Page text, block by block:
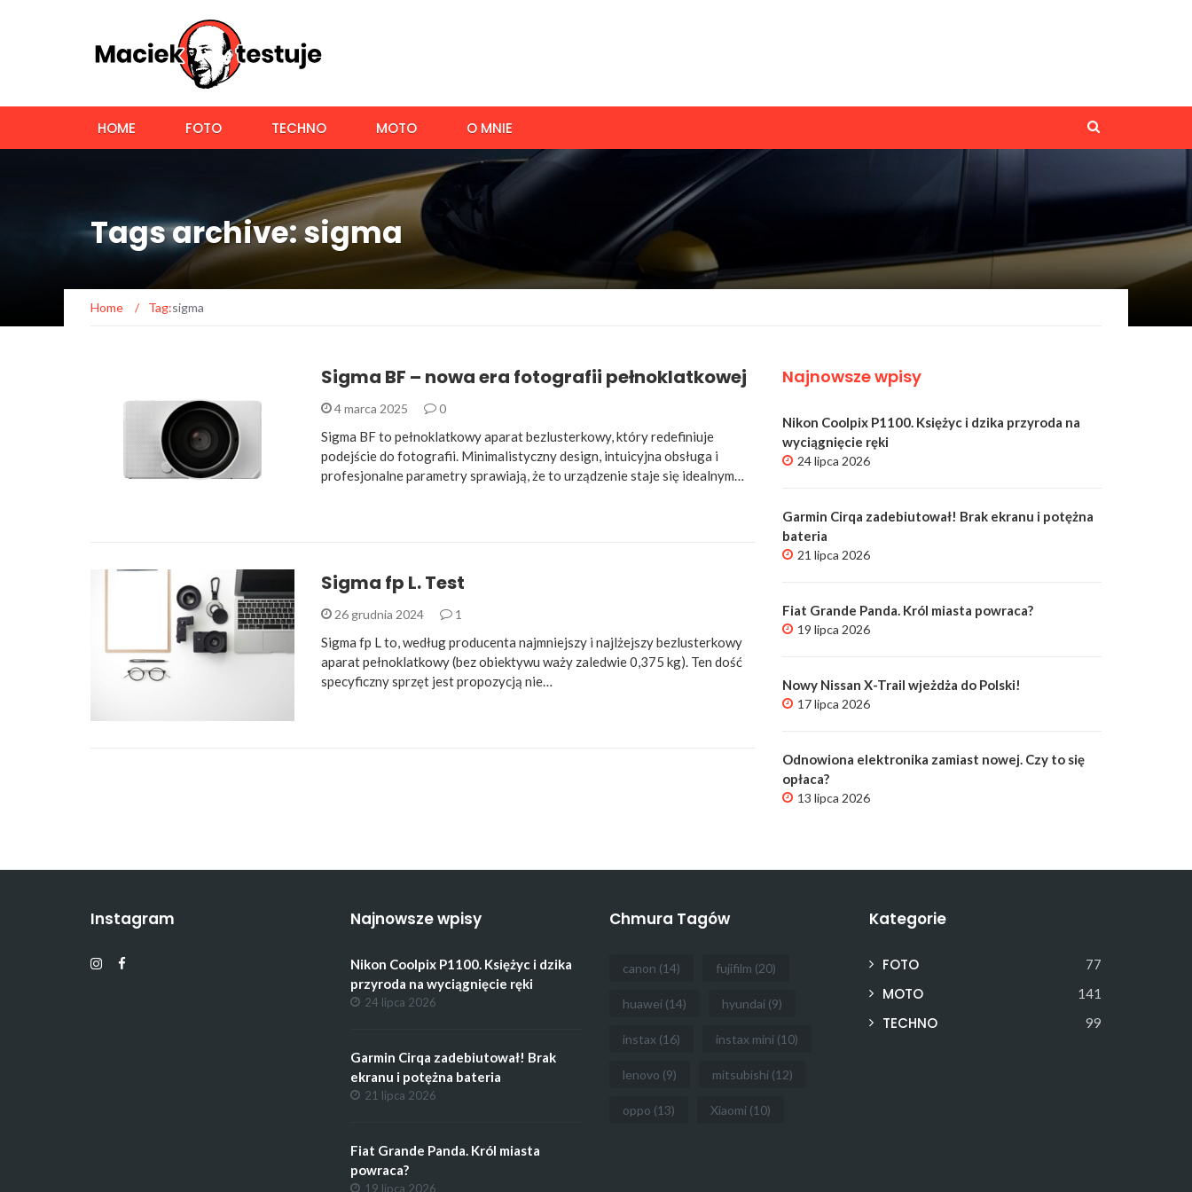
HOME FOTO TECHNO MOTO O MNIE
Tags archive: sigma
Home / Tag:sigma
Sigma BF – nowa era fotografii pełnoklatkowej
4 marca 2025 0
Sigma BF to pełnoklatkowy aparat bezlusterkowy, który redefiniuje
podejście do fotografii. Minimalistyczny design, intuicyjna obsługa i
profesjonalne parametry sprawiają, że to urządzenie staje się idealnym…
Sigma fp L. Test
26 grudnia 2024 1
Sigma fp L to, według producenta najmniejszy i najlżejszy bezlusterkowy
aparat pełnoklatkowy (bez obiektywu waży zaledwie 0,375 kg). Ten dość
specyficzny sprzęt jest propozycją nie…
Najnowsze wpisy
Nikon Coolpix P1100. Księżyc i dzika przyroda na
wyciągnięcie ręki
24 lipca 2026
Garmin Cirqa zadebiutował! Brak ekranu i potężna
bateria
21 lipca 2026
Fiat Grande Panda. Król miasta powraca?
19 lipca 2026
Nowy Nissan X-Trail wjeżdża do Polski!
17 lipca 2026
Odnowiona elektronika zamiast nowej. Czy to się
opłaca?
13 lipca 2026
Instagram Najnowsze wpisy
Nikon Coolpix P1100. Księżyc i dzika
przyroda na wyciągnięcie ręki
24 lipca 2026
Garmin Cirqa zadebiutował! Brak
ekranu i potężna bateria
21 lipca 2026
Fiat Grande Panda. Król miasta
powraca?
19 lipca 2026
Chmura Tagów
canon (14) fujifilm (20)
huawei (14) hyundai (9)
instax (16) instax mini (10)
lenovo (9) mitsubishi (12)
oppo (13) Xiaomi (10)
Kategorie
FOTO 77
MOTO 141
TECHNO 99